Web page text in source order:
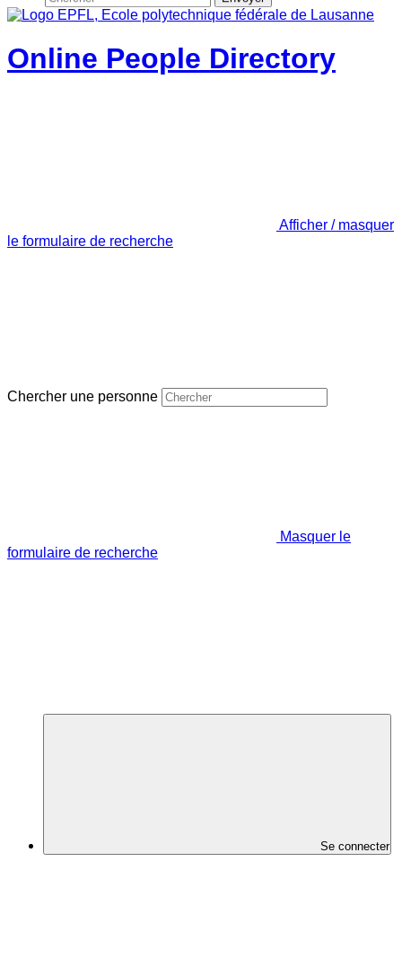
Online People Directory
Afficher / masquer
le formulaire de recherche
Chercher une personne
Masquer le
formulaire de recherche
Se connecter